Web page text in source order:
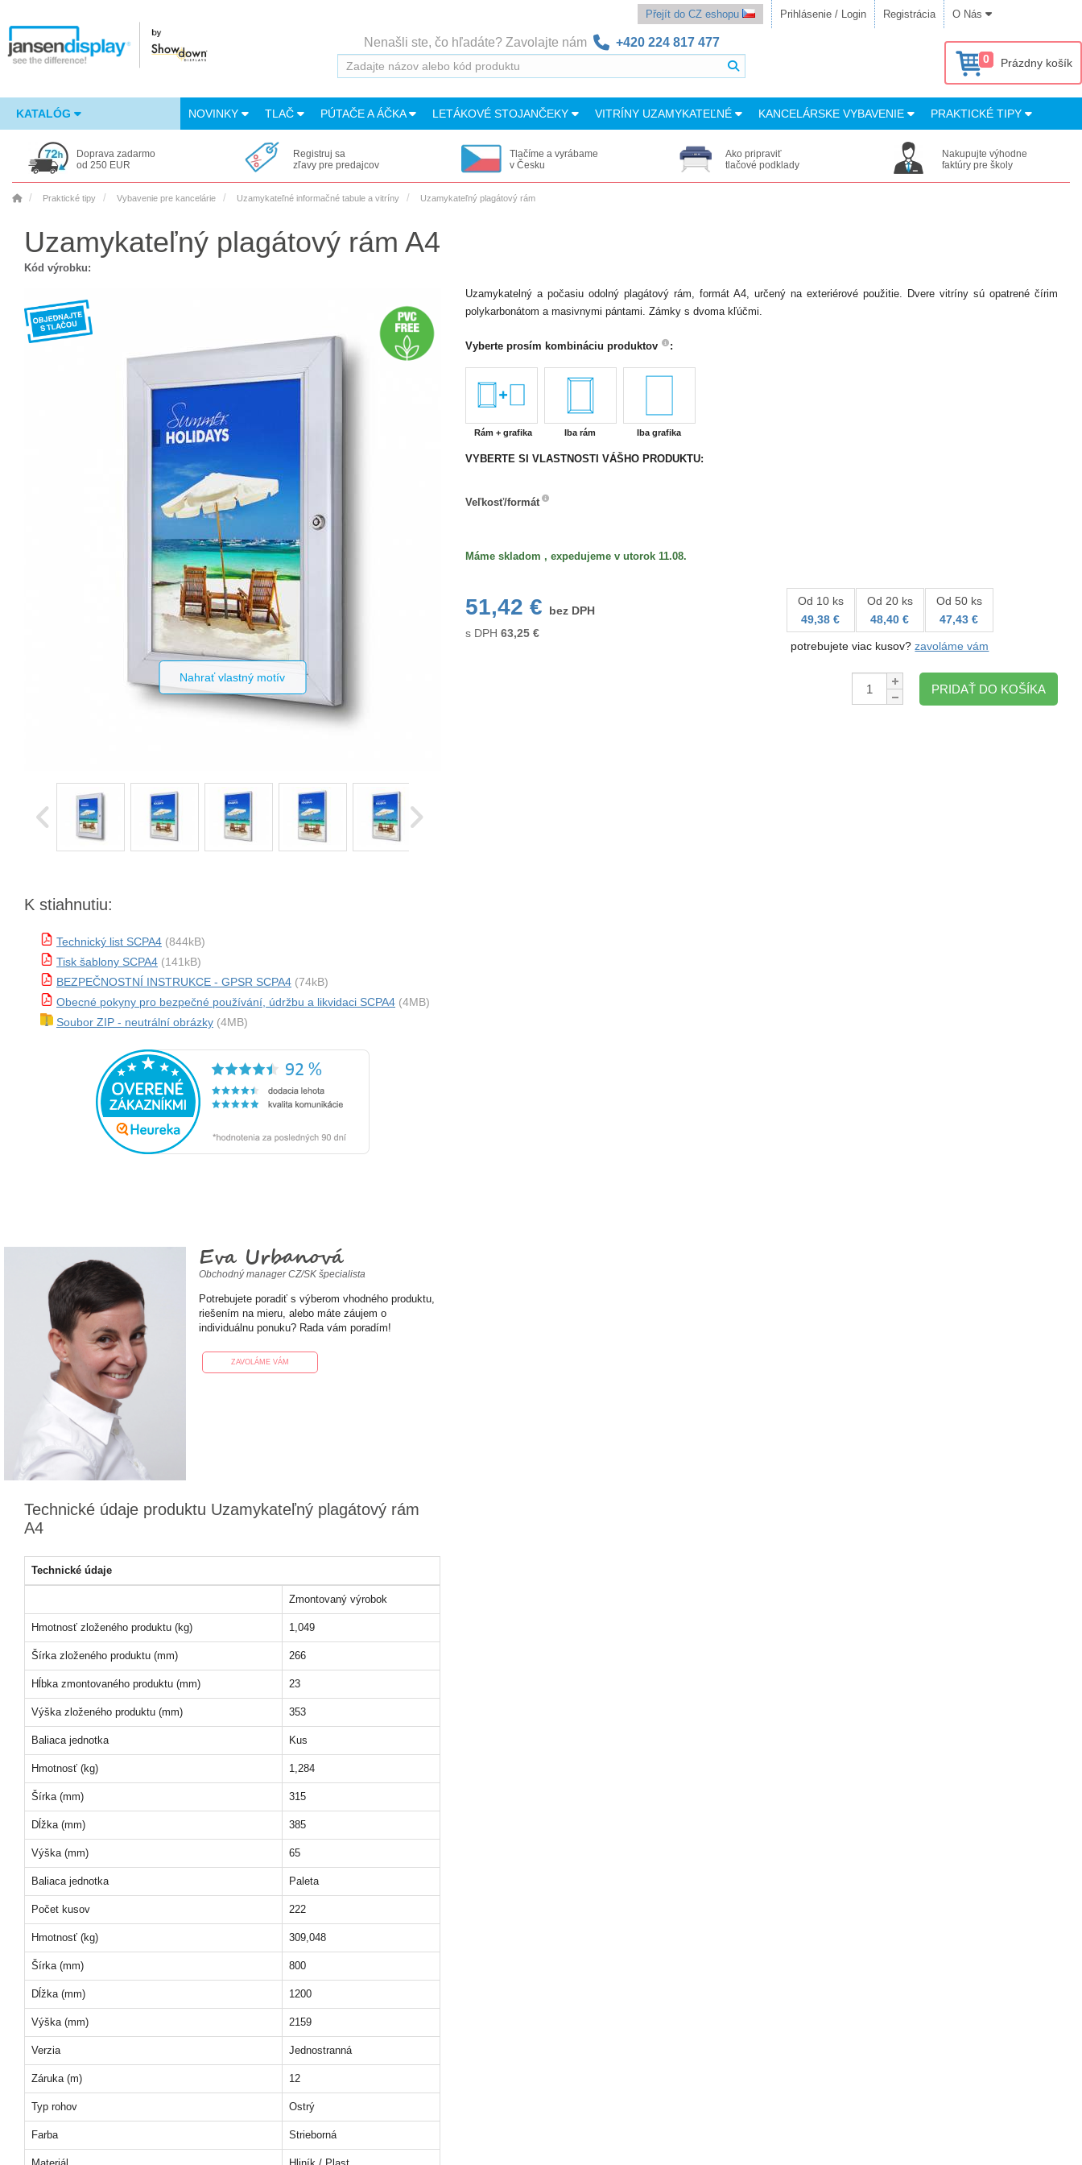
Přejít do CZ eshopu Prihlásenie / Login Registrácia O Nás
Nenašli ste, čo hľadáte? Zavolajte nám +420 224 817 477
0 Prázdny košík
KATALÓG NOVINKY TLAČ PÚTAČE A ÁČKA LETÁKOVÉ STOJANČEKY VITRÍNY UZAMYKATEĽNÉ KANCELÁRSKE VYBAVENIE PRAKTICKÉ TIPY
Doprava zadarmo
od 250 EUR
Registruj sa
zľavy pre predajcov
Tlačíme a vyrábame
v Česku
Ako pripraviť
tlačové podklady
Nakupujte výhodne
faktúry pre školy
Praktické tipy Vybavenie pre kancelárie Uzamykateľné informačné tabule a vitríny Uzamykateľný plagátový rám
Uzamykateľný plagátový rám A4
Kód výrobku:
Nahrať vlastný motív
K stiahnutiu:
Technický list SCPA4 (844kB)
Tisk šablony SCPA4 (141kB)
BEZPEČNOSTNÍ INSTRUKCE - GPSR SCPA4 (74kB)
Obecné pokyny pro bezpečné používání, údržbu a likvidaci SCPA4 (4MB)
Soubor ZIP - neutrální obrázky (4MB)
Eva Urbanová
Obchodný manager CZ/SK špecialista
Potrebujete poradiť s výberom vhodného produktu,
riešením na mieru, alebo máte záujem o
individuálnu ponuku? Rada vám poradím!
ZAVOLÁME VÁM
Technické údaje produktu Uzamykateľný plagátový rám
A4
Technické údaje
Zmontovaný výrobok
Hmotnosť zloženého produktu (kg) 1,049
Šírka zloženého produktu (mm) 266
Hĺbka zmontovaného produktu (mm) 23
Výška zloženého produktu (mm) 353
Baliaca jednotka Kus
Hmotnosť (kg) 1,284
Šírka (mm) 315
Dĺžka (mm) 385
Výška (mm) 65
Baliaca jednotka Paleta
Počet kusov 222
Hmotnosť (kg) 309,048
Šírka (mm) 800
Dĺžka (mm) 1200
Výška (mm) 2159
Verzia Jednostranná
Záruka (m) 12
Typ rohov Ostrý
Farba Strieborná
Uzamykatelný a počasiu odolný plagátový rám, formát A4, určený na exteriérové použitie. Dvere vitríny sú opatrené čírim
polykarbonátom a masivnymi pántami. Zámky s dvoma kľúčmi.
Vyberte prosím kombináciu produktov :
Rám + grafika Iba rám Iba grafika
VYBERTE SI VLASTNOSTI VÁŠHO PRODUKTU:
Veľkosť/formát
Máme skladom , expedujeme v utorok 11.08.
51,42 €
bez DPH
s DPH 63,25€
Od 10 ks
49,38 €
Od 20 ks
48,40 €
Od 50 ks
47,43 €
potrebujete viac kusov?zavoláme vám
Množstvo:
PRIDAŤ DO KOŠÍKA